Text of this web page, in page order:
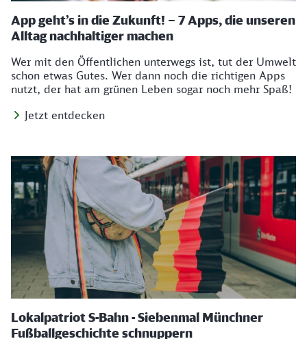
App geht’s in die Zukunft! – 7 Apps, die unseren
Alltag nachhaltiger machen
Wer mit den Öffentlichen unterwegs ist, tut der Umwelt
schon etwas Gutes. Wer dann noch die richtigen Apps
nutzt, der hat am grünen Leben sogar noch mehr Spaß!
Jetzt entdecken
Lokalpatriot S-Bahn - Siebenmal Münchner
Fußballgeschichte schnuppern